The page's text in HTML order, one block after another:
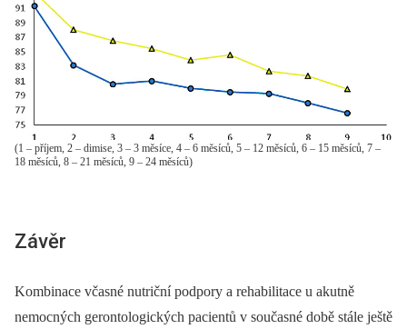
(1 – příjem, 2 – dimise, 3 – 3 měsíce, 4 – 6 měsíců, 5 – 12 měsíců, 6 – 15 měsíců, 7 –
18 měsíců, 8 – 21 měsíců, 9 – 24 měsíců)
Závěr
Kombinace včasné nutriční podpory a rehabilitace u akutně
nemocných gerontologických pacientů v současné době stále ještě